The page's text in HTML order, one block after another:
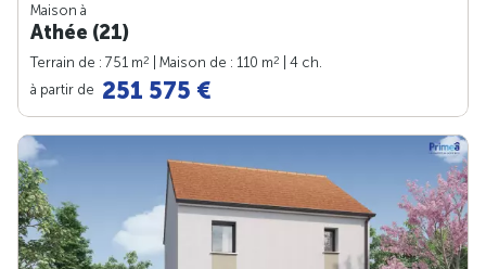
Maison à
Athée (21)
Terrain de : 751 m2 | Maison de : 110 m2
| 4 ch.
à partir de 251 575 €